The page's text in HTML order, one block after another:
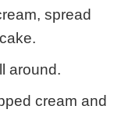
spread
around.
cream and